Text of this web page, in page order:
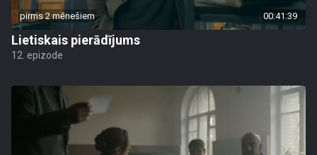
pirms 2 mēnešiem 00:41:39
Lietiskais pierādījums
12. epizode